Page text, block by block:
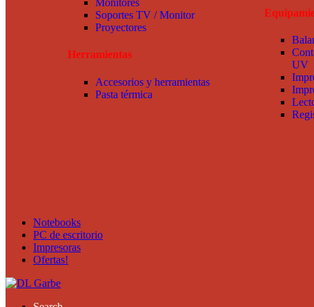
Monitores
Soportes TV / Monitor
Proyectores
Herramientas
Accesorios y herramientas
Pasta térmica
UV
Notebooks
PC de escritorio
Impresoras
Ofertas!